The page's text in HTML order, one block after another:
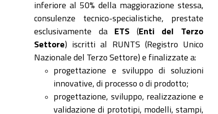
inferiore al 50% della maggiorazione stessa,
consulenze tecnico-specialistiche, prestate
esclusivamente da ETS (Enti del Terzo
Settore) iscritti al RUNTS (Registro Unico
Nazionale del Terzo Settore) e finalizzate a:
progettazione e sviluppo di soluzioni
innovative, di processo o di prodotto;
progettazione, sviluppo, realizzazione e
validazione di prototipi, modelli, stampi,